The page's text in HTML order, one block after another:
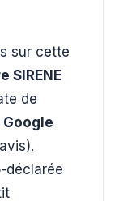
sur cette
SIRENE
de
Google
déclarée